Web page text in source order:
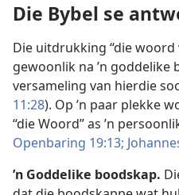
Die Bybel se
Die uitdrukking “die woord
gewoonlik na ’n goddelike
versameling van hierdie
11:28). Op ’n paar plekke
“die Woord” as ’n
Openbaring 19:13;
’n Goddelike boodskap.